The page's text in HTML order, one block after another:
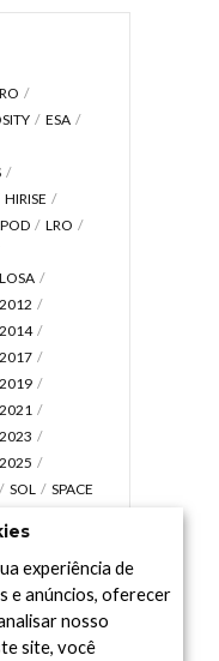
ESA
HIRISE
LRO
SOL
SPACE
experiência de
e anúncios, oferecer
nosso
site, você